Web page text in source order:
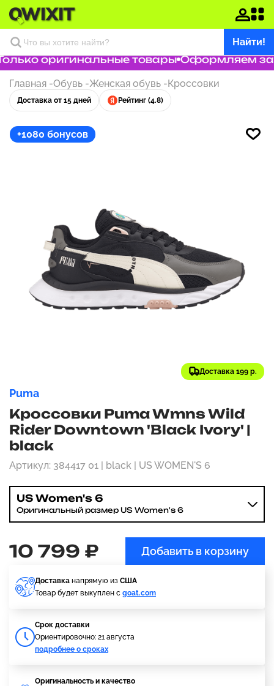
Найти!
оригинальные товары Оформляем
Главная -Обувь -Женская обувь -Кроссовки
Доставка от 15 дней Рейтинг (4.8)
+1080 бонусов
Доставка 199 р.
Puma
Кроссовки Puma Wmns Wild
Rider Downtown 'Black Ivory' |
black
Артикул: 384417 01 | black | US WOMEN'S 6
US Women's 6
Оригинальный размер US Women's 6
10 799 ₽ Добавить в корзину
Доставка напрямую из США
Товар будет выкуплен с goat.com
Cрок доставки
Ориентировочно: 21 августа
подробнее о сроках
Оригинальность и качество